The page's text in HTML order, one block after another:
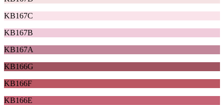
KB167C
KB167B
KB167A
KB166G
KB166F
KB166E